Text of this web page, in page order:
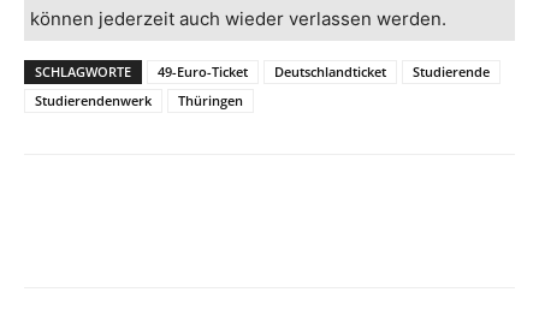
können jederzeit auch wieder verlassen werden.
SCHLAGWORTE 49-Euro-Ticket Deutschlandticket
Studierende
Studierendenwerk
Thüringen